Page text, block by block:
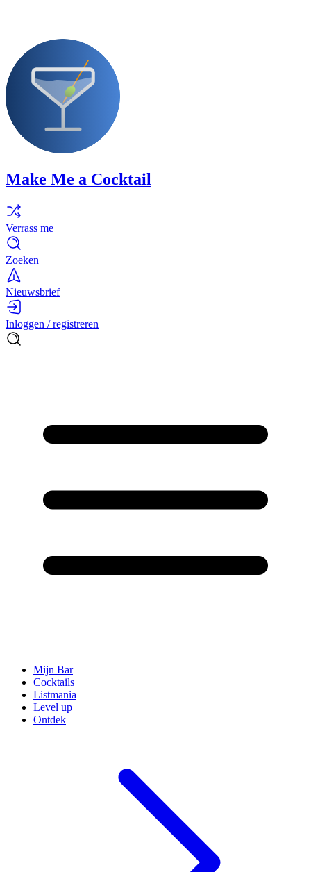
Make Me a Cocktail
Verrass me
Zoeken
Nieuwsbrief
Inloggen / registreren
Mijn Bar
Cocktails
Listmania
Level up
Ontdek